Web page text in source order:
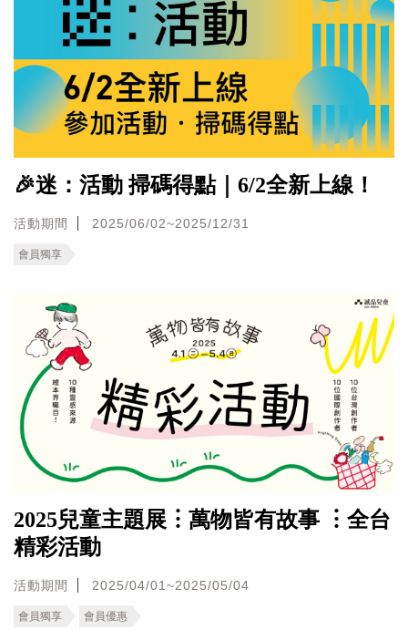
🎉迷：活動 掃碼得點｜6/2全新上線！
活動期間 2025/06/02~2025/12/31
會員獨享
2025兒童主題展︙萬物皆有故事 ︙全台
精彩活動
活動期間 2025/04/01~2025/05/04
會員獨享 會員優惠